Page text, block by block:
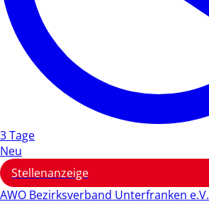
3 Tage
Neu
Stellenanzeige
AWO Bezirksverband Unterfranken e.V.